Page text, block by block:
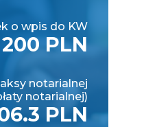
o wpis do KW
200 PLN
notarialnej
notarialnej)
PLN